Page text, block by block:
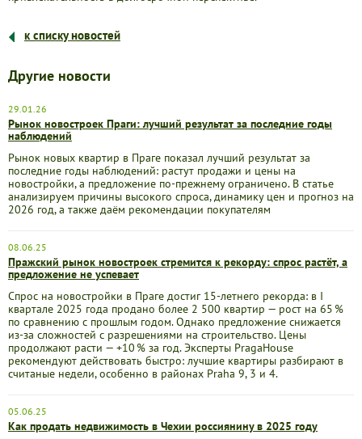
к списку новостей
Другие новости
29.01.26
Рынок новостроек Праги: лучший результат за последние годы
наблюдений
Рынок новых квартир в Праге показал лучший результат за
последние годы наблюдений: растут продажи и цены на
новостройки, а предложение по-прежнему ограничено. В статье
анализируем причины высокого спроса, динамику цен и прогноз на
2026 год, а также даём рекомендации покупателям
08.06.25
Пражский рынок новостроек стремится к рекорду: спрос растёт, а
предложение не успевает
Спрос на новостройки в Праге достиг 15-летнего рекорда: в I
квартале 2025 года продано более 2 500 квартир — рост на 65 %
по сравнению с прошлым годом. Однако предложение снижается
из-за сложностей с разрешениями на строительство. Цены
продолжают расти — +10 % за год. Эксперты PragaHouse
рекомендуют действовать быстро: лучшие квартиры разбирают в
считаные недели, особенно в районах Praha 9, 3 и 4.
05.06.25
Как продать недвижимость в Чехии россиянину в 2025 году